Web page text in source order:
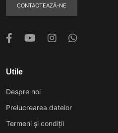
CONTACTEAZĂ-NE
Utile
Despre noi
Prelucrearea datelor
Termeni și condiții